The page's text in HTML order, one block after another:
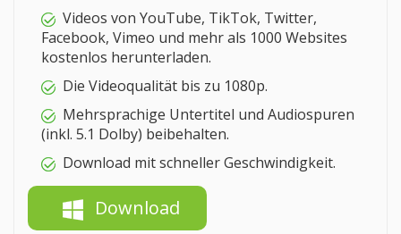
Videos von YouTube, TikTok, Twitter,
Facebook, Vimeo und mehr als 1000 Websites
kostenlos herunterladen.
Die Videoqualität bis zu 1080p.
Mehrsprachige Untertitel und Audiospuren
(inkl. 5.1 Dolby) beibehalten.
Download mit schneller Geschwindigkeit.
Download